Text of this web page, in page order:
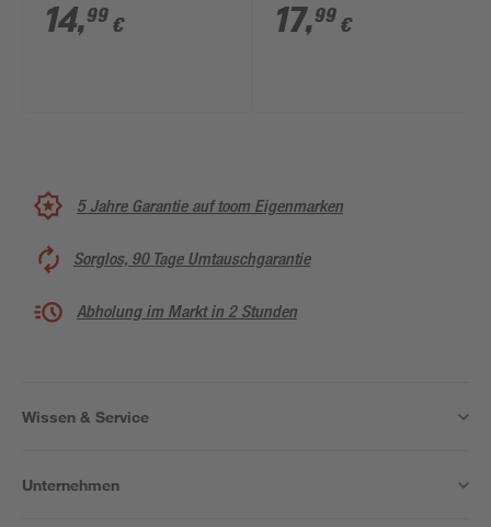
14,99 € 17,99 €
5 Jahre Garantie auf toom Eigenmarken
Sorglos, 90 Tage Umtauschgarantie
Abholung im Markt in 2 Stunden
Wissen & Service
Unternehmen